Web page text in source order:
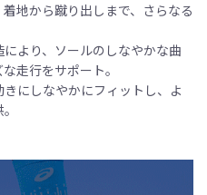
地から蹴り出しまで、さらなる
より、ソールのしなやかな曲
走行をサポート。
にしなやかにフィットし、よ